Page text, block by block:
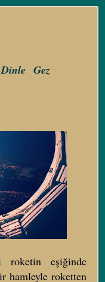
Dinle Gez
roketin eşiğinde
hamleyle roketten